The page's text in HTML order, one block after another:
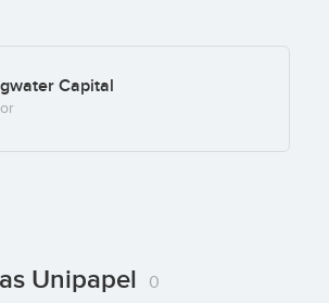
Capital
Unipapel 0